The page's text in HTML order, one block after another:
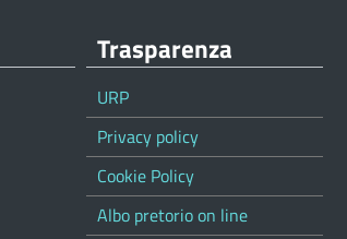
Trasparenza
URP
Privacy policy
Cookie Policy
Albo pretorio on line